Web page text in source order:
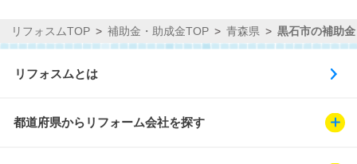
リフォスムTOP 補助金・助成金TOP 青森県 黒石市の補助
リフォスムとは
都道府県からリフォーム会社を探す